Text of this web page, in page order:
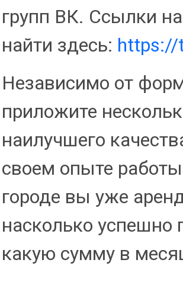
групп ВК. Ссылки
найти здесь: https://
Независимо от
приложите
наилучшего
своем опыте
городе вы уже
насколько успешно
какую сумму в